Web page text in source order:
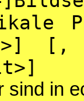
[,
sind in